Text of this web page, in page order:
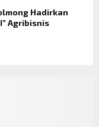
Hadirkan
Agribisnis